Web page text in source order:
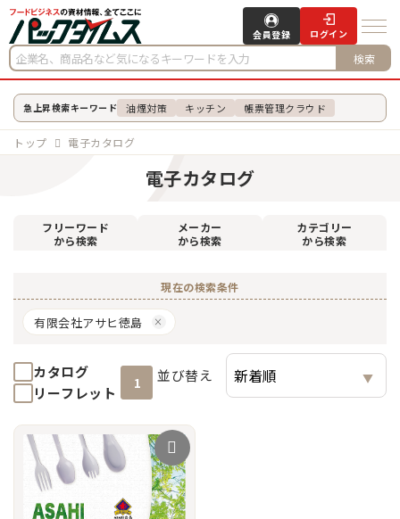
検索
会員登録 ログイン
急上昇検索キーワード 油煙対策 キッチン 帳票管理クラウド
トップ 電子カタログ
電子カタログ
フリーワード
から検索
メーカー
から検索
カテゴリー
から検索
現在の検索条件
有限会社アサヒ徳島
カタログ
リーフレット
1 並び替え